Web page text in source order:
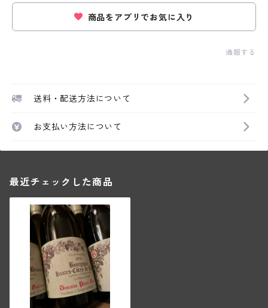
商品をアプリでお気に入り
通報する
送料・配送方法について
お支払い方法について
最近チェックした商品